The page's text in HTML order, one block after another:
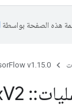
هذه الصفحة بواسطة
v1.15.0
::
V2